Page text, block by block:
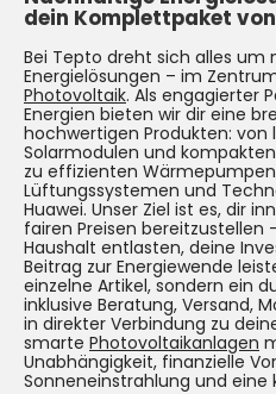
dein Komplettpaket
Bei Tepto dreht sich alles um
Energielösungen – im
Photovoltaik. Als engagierter
Energien bieten wir dir eine
hochwertigen Produkten: von
Solarmodulen und kompakten
zu effizienten
Lüftungssystemen und
Huawei. Unser Ziel ist es, dir
fairen Preisen bereitzustellen
Haushalt entlasten, deine
Beitrag zur Energiewende
einzelne Artikel, sondern ein
inklusive Beratung, Versand,
in direkter Verbindung zu
smarte Photovoltaikanlagen
Unabhängigkeit, finanzielle
Sonneneinstrahlung und